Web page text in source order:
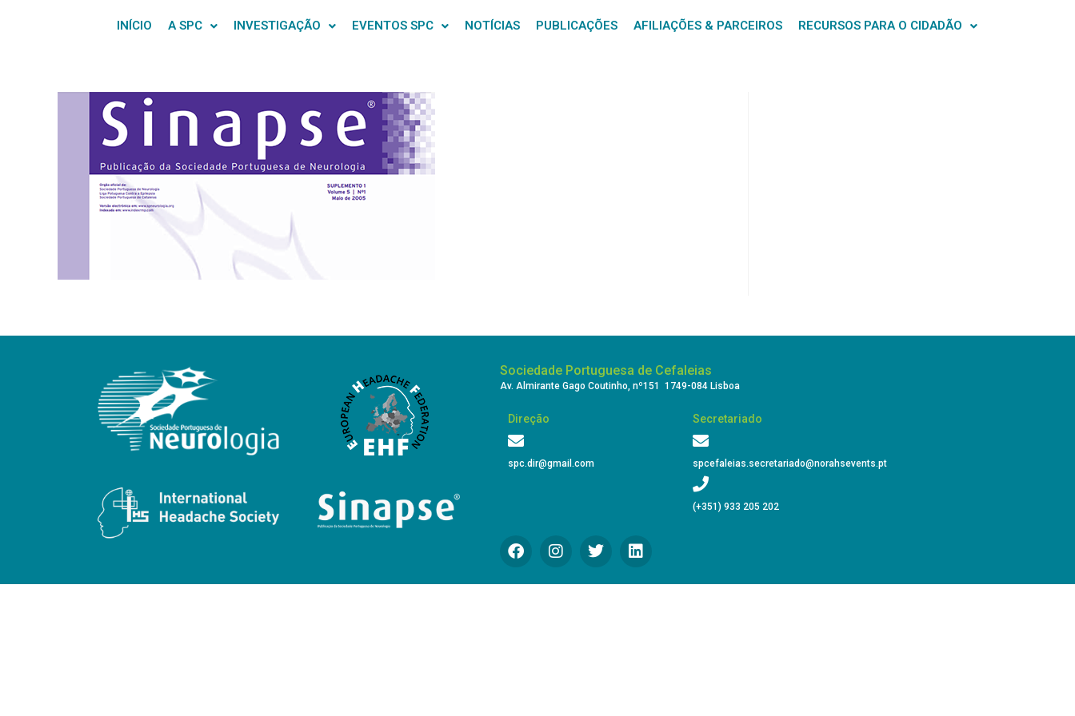
INÍCIO A SPC INVESTIGAÇÃO EVENTOS SPC NOTÍCIAS PUBLICAÇÕES AFILIAÇÕES & PARCEIROS RECURSOS PARA O CIDADÃO
Sociedade Portuguesa de Cefaleias
Av. Almirante Gago Coutinho, nº151 1749-084 Lisboa
Direção
spc.dir@gmail.com
Secretariado
spcefaleias.secretariado@norahsevents.pt
(+351) 933 205 202